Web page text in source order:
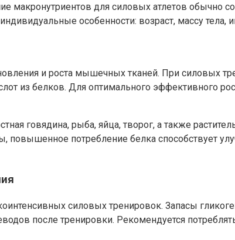
макронутриентов для силовых атлетов обычно
особенности: возраст, массу тела,
и роста мышечных тканей. При силовых
из белков. Для оптимального эффективного
говядина, рыба, яйца, творог, а также
потребление белка способствует
силовых тренировок. Запасы
после тренировки. Рекомендуется